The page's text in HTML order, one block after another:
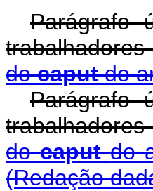
Parágrafo
docaputdo
Parágrafo
docaputdo
(Redação